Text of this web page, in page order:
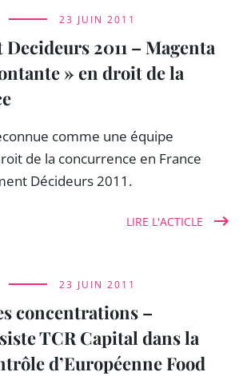
23 JUIN 2011
2011 – Magenta
» en droit de la
comme une équipe
de la concurrence en France
Décideurs 2011.
LIRE L'ACTICLE
23 JUIN 2011
concentrations –
TCR Capital dans la
d’Européenne Food